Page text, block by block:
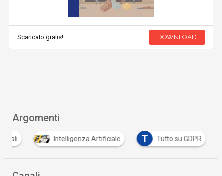
Scaricalo gratis! DOWNLOAD
Argomenti
Intelligenza Artificiale T Tutto su GDPR